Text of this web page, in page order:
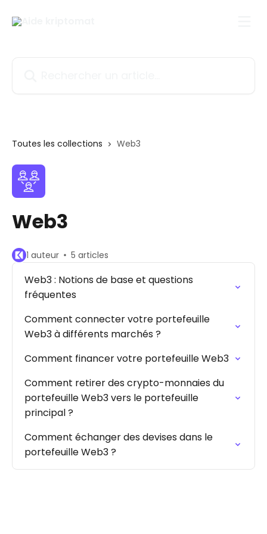
Toutes les collections Web3
Web3
1 auteur 5 articles
Web3 : Notions de base et questions
fréquentes
Comment connecter votre portefeuille
Web3 à différents marchés ?
Comment financer votre portefeuille Web3
Comment retirer des crypto-monnaies du
portefeuille Web3 vers le portefeuille
principal ?
Comment échanger des devises dans le
portefeuille Web3 ?